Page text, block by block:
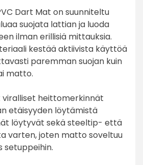
Dart Mat on suunniteltu
suojata lattian ja luoda
ilman erillisiä mittauksia.
kestää aktiivista käyttöä
paremman suojan kuin
matto.
heittomerkinnät
etäisyyden löytämistä
löytyvät sekä steeltip- että
varten, joten matto soveltuu
setuppeihin.